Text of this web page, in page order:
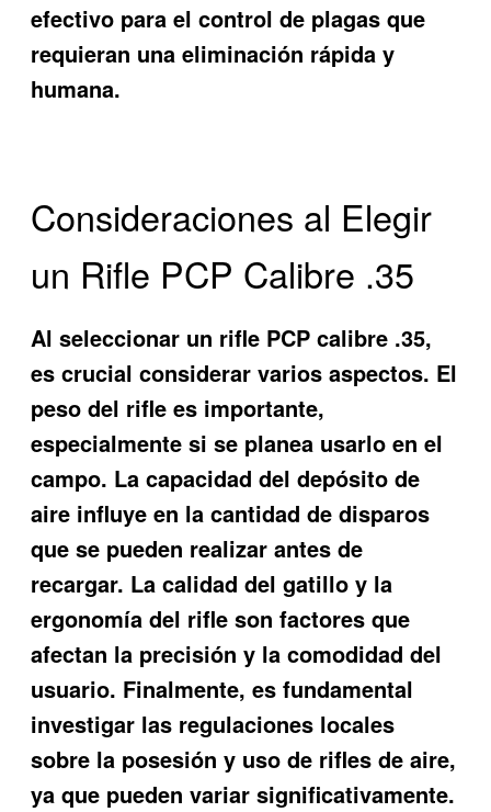
efectivo para el control de plagas que
requieran una eliminación rápida y
humana.
Consideraciones al Elegir
un Rifle PCP Calibre .35
Al seleccionar un rifle PCP calibre .35,
es crucial considerar varios aspectos. El
peso del rifle es importante,
especialmente si se planea usarlo en el
campo. La capacidad del depósito de
aire influye en la cantidad de disparos
que se pueden realizar antes de
recargar. La calidad del gatillo y la
ergonomía del rifle son factores que
afectan la precisión y la comodidad del
usuario. Finalmente, es fundamental
investigar las regulaciones locales
sobre la posesión y uso de rifles de aire,
ya que pueden variar significativamente.